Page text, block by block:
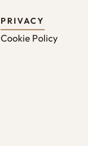
PRIVACY
Cookie Policy